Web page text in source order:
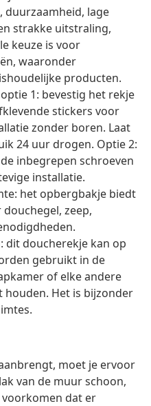
duurzaamheid, lage
strakke uitstraling,
keuze is voor
waaronder
producten.
1: bevestig het rekje
stickers voor
zonder boren. Laat
24 uur drogen. Optie 2:
inbegrepen schroeven
installatie.
het opbergbakje biedt
zeep,
dit doucherekje kan op
gebruikt in de
of elke andere
houden. Het is bijzonder
moet je ervoor
van de muur schoon,
dat er